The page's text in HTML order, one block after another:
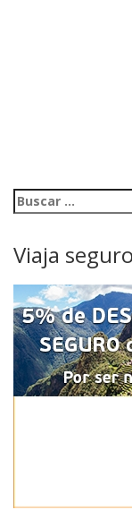
Viaja